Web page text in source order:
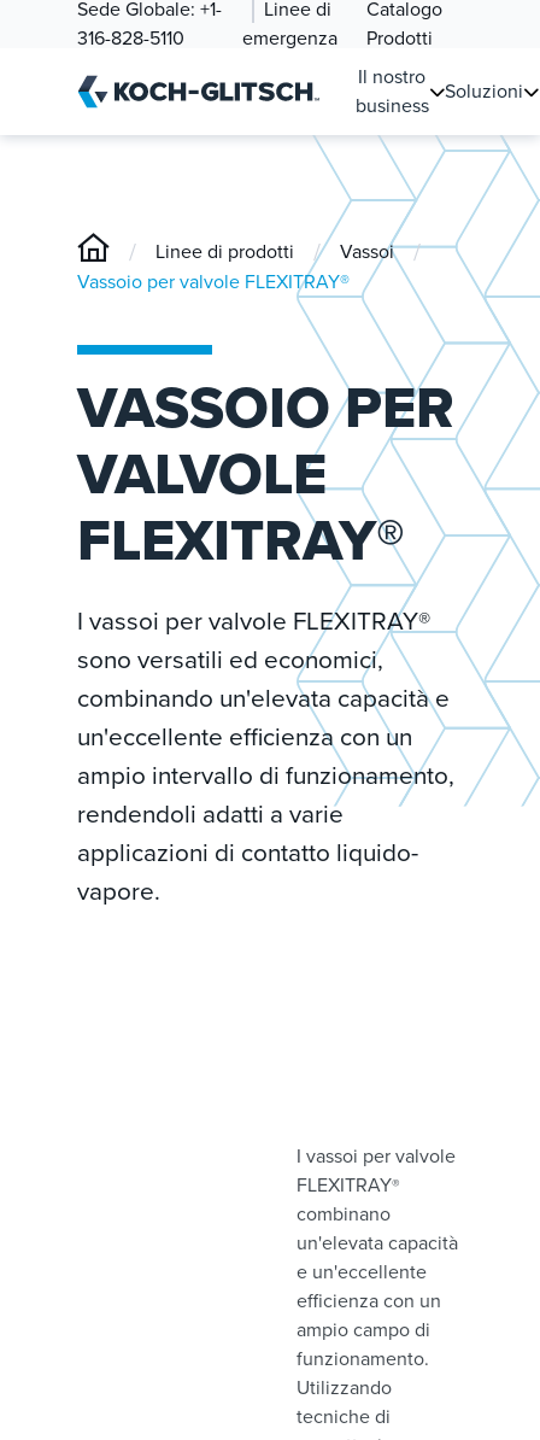
Sede Globale: +1-
316-828-5110
Linee di
emergenza
Catalogo
Prodotti
Il nostro
business
Soluzioni
/ Linee di prodotti / Vassoi /
Vassoio per valvole FLEXITRAY®
VASSOIO PER
VALVOLE
FLEXITRAY®
I vassoi per valvole FLEXITRAY®
sono versatili ed economici,
combinando un'elevata capacità e
un'eccellente efficienza con un
ampio intervallo di funzionamento,
rendendoli adatti a varie
applicazioni di contatto liquido-
vapore.
I vassoi per valvole
FLEXITRAY®
combinano
un'elevata capacità
e un'eccellente
efficienza con un
ampio campo di
funzionamento.
Utilizzando
tecniche di